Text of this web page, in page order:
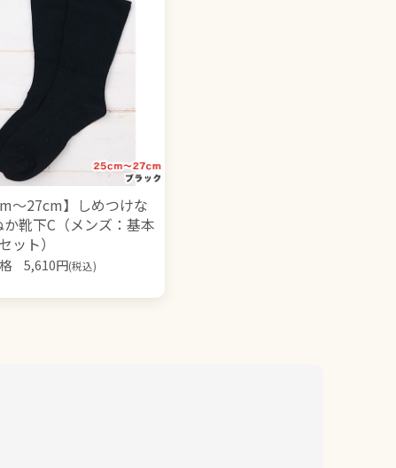
～27cm】しめつけな
か靴下C（メンズ：基本
ット）
5,610円(税込)